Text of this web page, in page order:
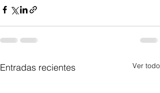
Entradas recientes Ver todo